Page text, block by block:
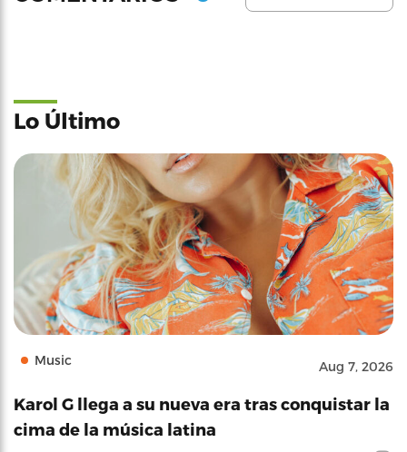
Lo Último
Music Aug 7, 2026
Karol G llega a su nueva era tras conquistar la
cima de la música latina